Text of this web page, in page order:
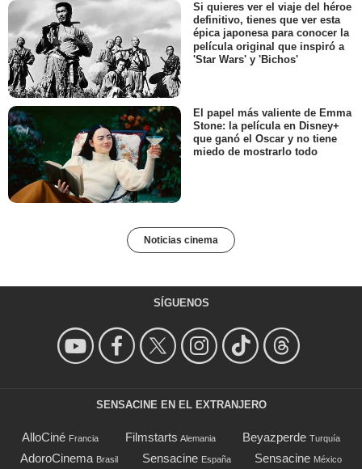
Si quieres ver el viaje del héroe
definitivo, tienes que ver esta
épica japonesa para conocer la
película original que inspiró a
'Star Wars' y 'Bichos'
El papel más valiente de Emma
Stone: la película en Disney+
que ganó el Oscar y no tiene
miedo de mostrarlo todo
Noticias cinema
SÍGUENOS
SENSACINE EN EL EXTRANJERO
AlloCiné Francia Filmstarts Alemania Beyazperde Turquía
AdoroCinema Brasil Sensacine España Sensacine México